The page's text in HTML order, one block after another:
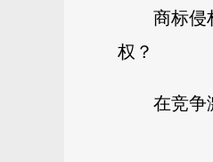
商标侵
权？
在竞争